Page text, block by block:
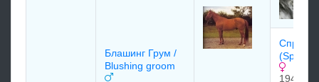
Блашинг Грум /
Blushing groom
Спринг
(Spring
1948